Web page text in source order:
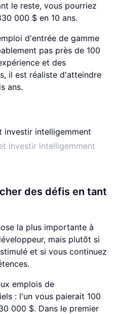
le reste, vous pourriez
000 $ en 10 ans.
d'entrée de gamme
pas près de 100
et des
il est réaliste d'atteindre
ans.
investir intelligemment
des défis en tant
la plus importante à
mais plutôt si
et si vous continuez
emplois de
: l'un vous paierait 100
000 $. Dans le premier